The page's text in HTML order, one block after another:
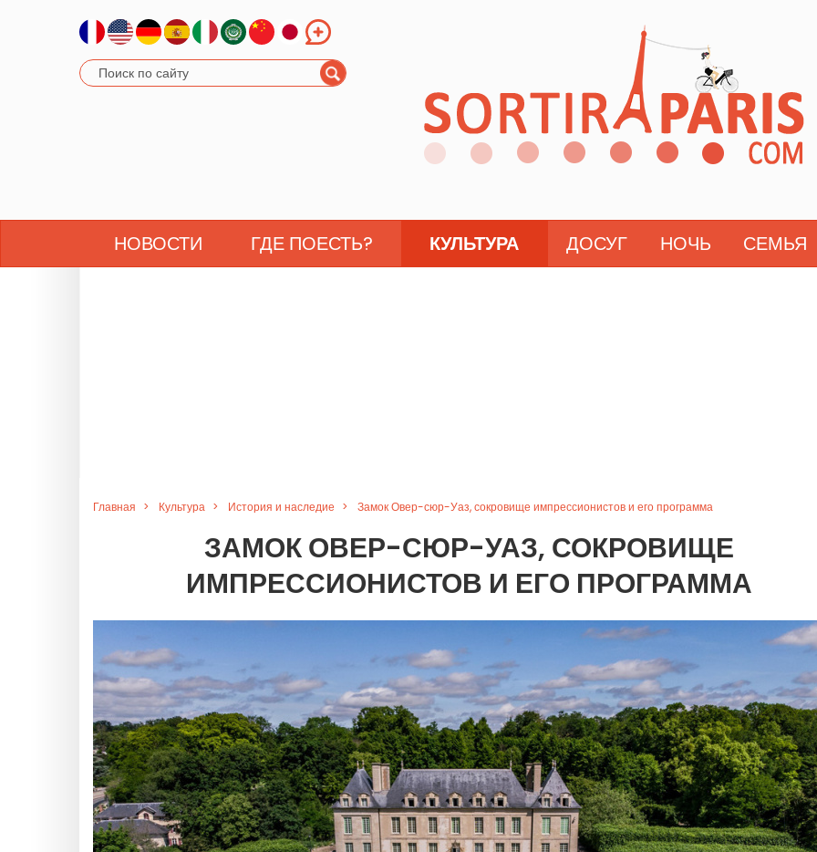
НОВОСТИ ГДЕ ПОЕСТЬ? КУЛЬТУРА ДОСУГ НОЧЬ СЕМЬЯ
Главная Культура История и наследие Замок Овер-сюр-Уаз, сокровище импрессионистов и его программа
ЗАМОК ОВЕР-СЮР-УАЗ, СОКРОВИЩЕ
ИМПРЕССИОНИСТОВ И ЕГО ПРОГРАММА